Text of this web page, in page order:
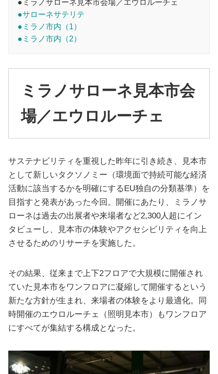
●ミラノサローネ見本市会場／エウロルーチェ
●サローネサテリテ
●ミラノ市内（1）
●ミラノ市内（2）
ミラノサローネ見本市会
場／エウロルーチェ
サステナビリティを重視した昨年に引き続き、見本市
として新しいタクソノミー（環境面で持続可能な経済
活動に該当するかを明確にするEU独自の分類基準）を
目指すと発表があった今回。開催にあたり、ミラノサ
ローネは過去の出展者や来場者など2,300人超にイン
タビューし、見本市の体験やアクセシビリティを向上
させるためのリサーチを実施した。
その結果、従来まで上下2フロアで大規模に開催され
ていた見本市をワンフロアに凝縮して開催するという
新たな方針が生まれ、来場者の体験をより最適化。同
時開催のエウロルーチェ（照明見本市）もワンフロア
にすべてが集結する構成となった。